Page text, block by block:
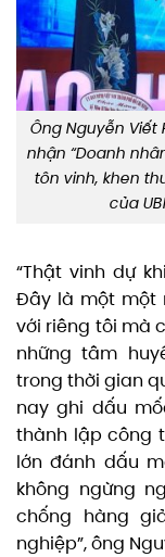
Ông Nguyễn Viết
nhận “Doanh
tôn vinh, khen
của
“Thật vinh dự
Đây là một một
với riêng tôi mà
những tâm
trong thời gian
nay ghi dấu
thành lập công
lớn đánh dấu
không ngừng
chống hàng
nghiệp”, ông